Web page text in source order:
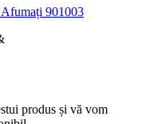
901003
produs și vă vom